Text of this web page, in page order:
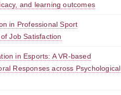
and learning outcomes
in Professional Sport
Job Satisfaction
in Esports: A VR-based
Responses across Psychological